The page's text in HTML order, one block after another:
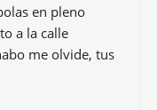
en pleno
a la calle
me olvide, tus